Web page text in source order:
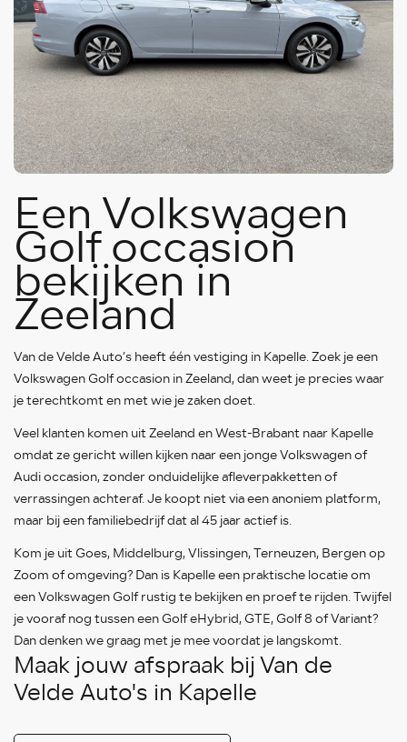
Een Volkswagen
Golf occasion
bekijken in
Zeeland
Van de Velde Auto’s heeft één vestiging in Kapelle. Zoek je een
Volkswagen Golf occasion in Zeeland, dan weet je precies waar
je terechtkomt en met wie je zaken doet.
Veel klanten komen uit Zeeland en West-Brabant naar Kapelle
omdat ze gericht willen kijken naar een jonge Volkswagen of
Audi occasion, zonder onduidelijke afleverpakketten of
verrassingen achteraf. Je koopt niet via een anoniem platform,
maar bij een familiebedrijf dat al 45 jaar actief is.
Kom je uit Goes, Middelburg, Vlissingen, Terneuzen, Bergen op
Zoom of omgeving? Dan is Kapelle een praktische locatie om
een Volkswagen Golf rustig te bekijken en proef te rijden. Twijfel
je vooraf nog tussen een Golf eHybrid, GTE, Golf 8 of Variant?
Dan denken we graag met je mee voordat je langskomt.
Maak jouw afspraak bij Van de
Velde Auto's in Kapelle